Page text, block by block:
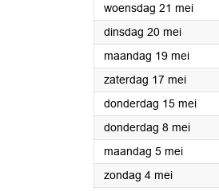
woensdag 21 mei2025
dinsdag 20 mei2025
maandag 19 mei2025
zaterdag 17 mei2025
donderdag 15 mei2025
donderdag 8 mei2025
maandag 5 mei2025
zondag 4 mei2025